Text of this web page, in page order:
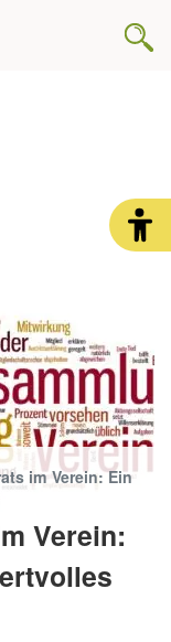
im Verein: Ein
Verein: